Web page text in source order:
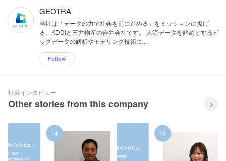
GEOTRA
当社は「データの力で社会を前に進める」をミッションに掲げ
る、KDDIと三井物産の合弁会社です。 人流データを始めとするビ
ッグデータの解析やモデリング技術に...
Follow
社員インタビュー
Other stories from this company